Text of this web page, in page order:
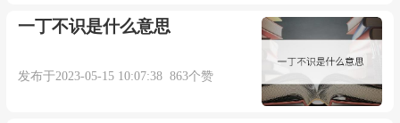
一丁不识是什么意思
发布于2023-05-15 10:07:38 863个赞